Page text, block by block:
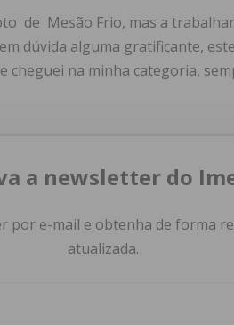
de Mesão Frio, mas a
dúvida alguma gratificante,
cheguei na minha categoria,
a newsletter do
por e-mail e obtenha de forma
atualizada.